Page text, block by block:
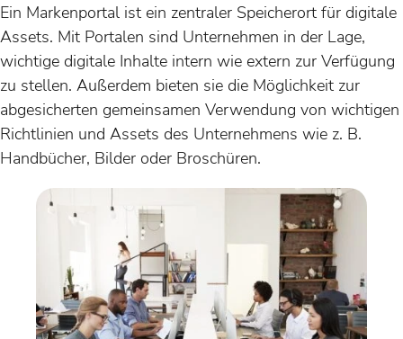
Ein Markenportal ist ein zentraler Speicherort für digitale
Assets. Mit Portalen sind Unternehmen in der Lage,
wichtige digitale Inhalte intern wie extern zur Verfügung
zu stellen. Außerdem bieten sie die Möglichkeit zur
abgesicherten gemeinsamen Verwendung von wichtigen
Richtlinien und Assets des Unternehmens wie z. B.
Handbücher, Bilder oder Broschüren.